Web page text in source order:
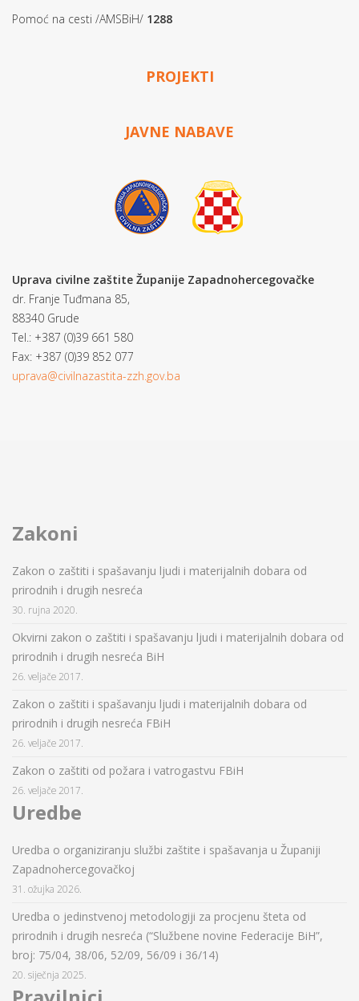
Pomoć na cesti /AMSBiH/ 1288
PROJEKTI
JAVNE NABAVE
Uprava civilne zaštite Županije Zapadnohercegovačke
dr. Franje Tuđmana 85,
88340 Grude
Tel.: +387 (0)39 661 580
Fax: +387 (0)39 852 077
uprava@civilnazastita-zzh.gov.ba
Zakoni
Zakon o zaštiti i spašavanju ljudi i materijalnih dobara od
prirodnih i drugih nesreća
30. rujna 2020.
Okvirni zakon o zaštiti i spašavanju ljudi i materijalnih dobara od
prirodnih i drugih nesreća BiH
26. veljače 2017.
Zakon o zaštiti i spašavanju ljudi i materijalnih dobara od
prirodnih i drugih nesreća FBiH
26. veljače 2017.
Zakon o zaštiti od požara i vatrogastvu FBiH
26. veljače 2017.
Uredbe
Uredba o organiziranju službi zaštite i spašavanja u Županiji
Zapadnohercegovačkoj
31. ožujka 2026.
Uredba o jedinstvenoj metodologiji za procjenu šteta od
prirodnih i drugih nesreća (“Službene novine Federacije BiH”,
broj: 75/04, 38/06, 52/09, 56/09 i 36/14)
20. siječnja 2025.